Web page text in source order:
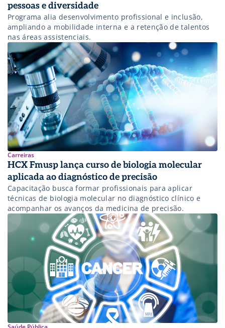
pessoas e diversidade
Programa alia desenvolvimento profissional e inclusão,
ampliando a mobilidade interna e a retenção de talentos
nas áreas assistenciais.
Carreiras
HCX Fmusp lança curso de biologia molecular
aplicada ao diagnóstico de precisão
Capacitação busca formar profissionais para aplicar
técnicas de biologia molecular no diagnóstico clínico e
acompanhar os avanços da medicina de precisão.